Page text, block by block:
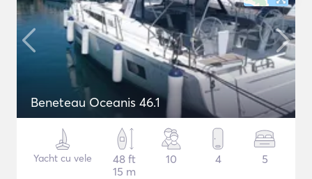
Beneteau Oceanis 46.1
Yacht cu vele
48 ft
15 m
10 4 5